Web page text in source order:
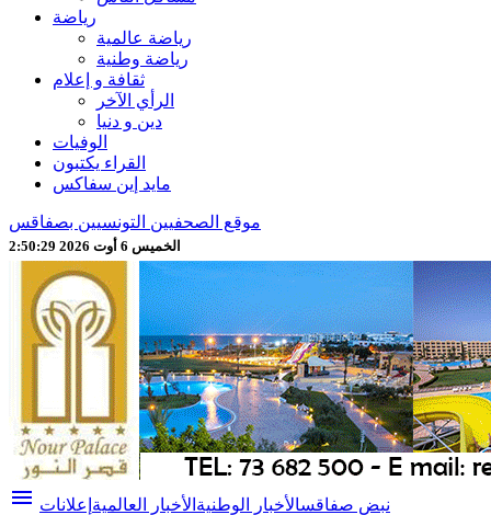
رياضة
رياضة عالمية
رياضة وطنية
ثقافة و إعلام
الرأي الآخر
دين و دنيا
الوفيات
القراء يكتبون
مايد إين سفاكس
موقع الصحفيين التونسيين بصفاقس
الخميس 6 أوت 2026 2:50:31
menu نبض صفاقسالأخبار الوطنية الأخبار العالمية إعلانات